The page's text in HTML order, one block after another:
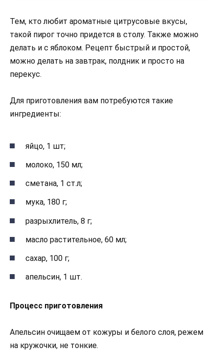
Тем, кто любит ароматные цитрусовые вкусы,
такой пирог точно придется в столу. Также можно
делать и с яблоком. Рецепт быстрый и простой,
можно делать на завтрак, полдник и просто на
перекус.
Для приготовления вам потребуются такие
ингредиенты:
яйцо, 1 шт;
молоко, 150 мл;
сметана, 1 ст.л;
мука, 180 г;
разрыхлитель, 8 г;
масло растительное, 60 мл;
сахар, 100 г;
апельсин, 1 шт.
Процесс приготовления
Апельсин очищаем от кожуры и белого слоя, режем
на кружочки, не тонкие.